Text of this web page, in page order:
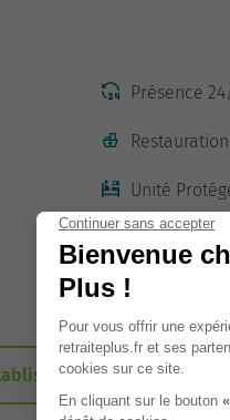
Présence
Restauration
Unité
Accès